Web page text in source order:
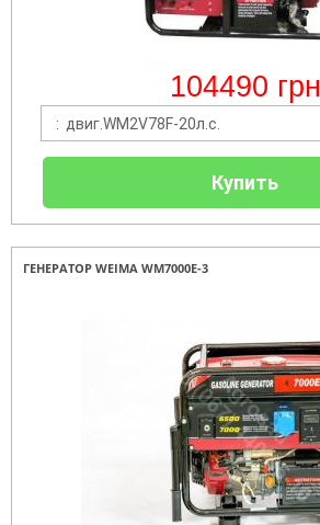
104490 грн
: двиг.WM2V78F-20л.с.
Купить
ГЕНЕРАТОР WEIMA WM7000E-3